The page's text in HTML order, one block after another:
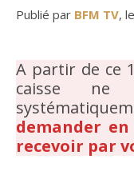
Publié par BFM TV, le
A partir de ce
caisse ne
demander
recevoir par